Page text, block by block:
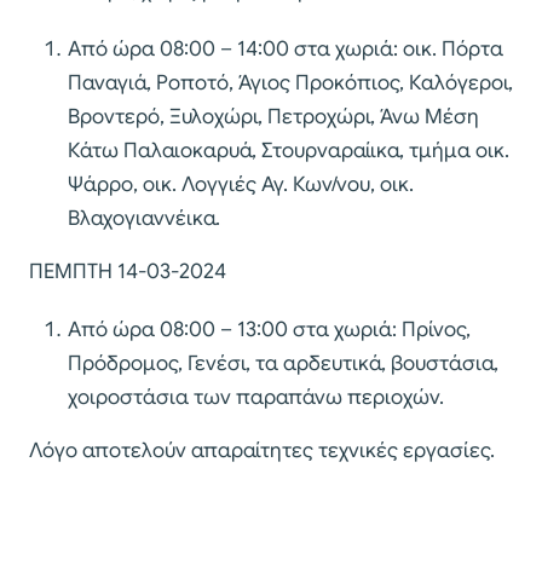
Από ώρα 08:00 – 14:00 στα χωριά: οικ. Πόρτα
Παναγιά, Ροποτό, Άγιος Προκόπιος, Καλόγεροι,
Βροντερό, Ξυλοχώρι, Πετροχώρι, Άνω Μέση
Κάτω Παλαιοκαρυά, Στουρναραίικα, τμήμα οικ.
Ψάρρο, οικ. Λογγιές Αγ. Κων/νου, οικ.
Βλαχογιαννέικα.
ΠΕΜΠΤΗ 14-03-2024
Από ώρα 08:00 – 13:00 στα χωριά: Πρίνος,
Πρόδρομος, Γενέσι, τα αρδευτικά, βουστάσια,
χοιροστάσια των παραπάνω περιοχών.
Λόγο αποτελούν απαραίτητες τεχνικές εργασίες.